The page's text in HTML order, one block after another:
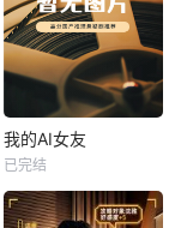
热播
我的AI女友
未知
我的AI女友
已完结